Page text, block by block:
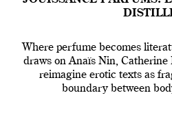
Where perfume becomes
draws on Anaïs Nin, Catherine
reimagine erotic texts as
boundary between